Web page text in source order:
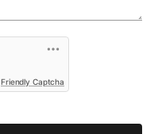
Friendly Captcha